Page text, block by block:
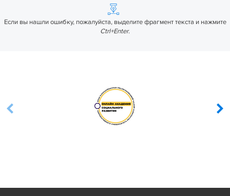
Если вы нашли ошибку, пожалуйста, выделите фрагмент текста и нажмите
Ctrl+Enter.